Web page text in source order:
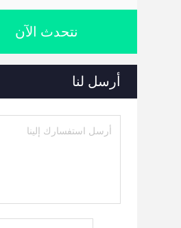
نتحدث الآن
أرسل لنا